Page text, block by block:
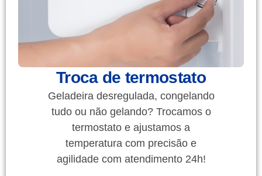
Troca de termostato
Geladeira desregulada, congelando
tudo ou não gelando? Trocamos o
termostato e ajustamos a
temperatura com precisão e
agilidade com atendimento 24h!